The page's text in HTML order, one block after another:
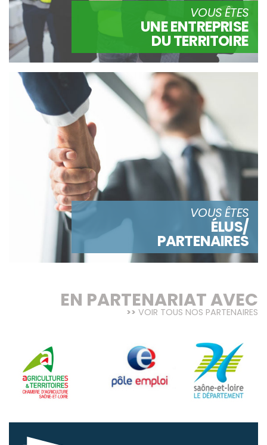
VOUS ÊTES
UNE ENTREPRISE
DU TERRITOIRE
VOUS ÊTES
ÉLUS/
PARTENAIRES
EN PARTENARIAT AVEC
VOIR TOUS NOS PARTENAIRES